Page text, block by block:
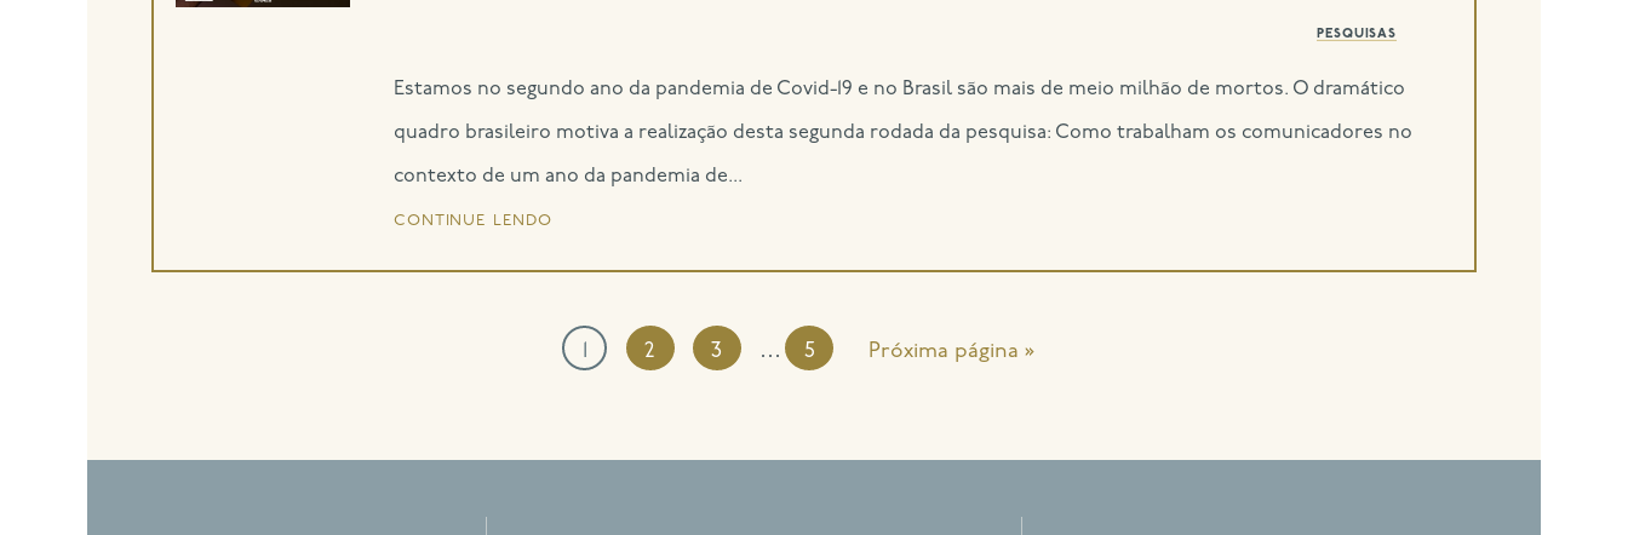
pesquisas
Estamos no segundo ano da pandemia de Covid-19 e no Brasil são mais de meio milhão de mortos. O dramático
quadro brasileiro motiva a realização desta segunda rodada da pesquisa: Como trabalham os comunicadores no
contexto de um ano da pandemia de...
continue lendo
2 3 … 5 Próxima página »